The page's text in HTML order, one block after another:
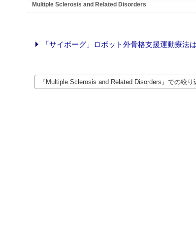
Multiple Sclerosis and Related Disorders
「サイボーグ」ロボット外骨格支援運動療法
『Multiple Sclerosis and Related Disorders』での絞り